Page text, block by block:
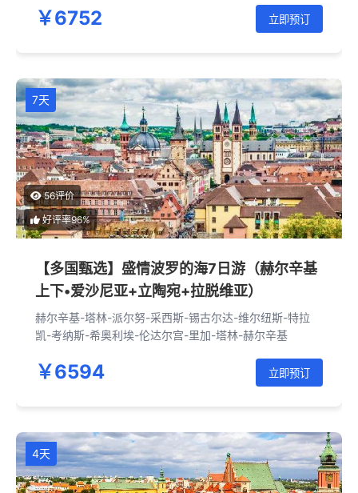
￥6752 立即预订
7天
56评价
好评率96%
【多国甄选】盛情波罗的海7日游（赫尔辛基
上下•爱沙尼亚+立陶宛+拉脱维亚）
赫尔辛基-塔林-派尔努-采西斯-锡古尔达-维尔纽斯-特拉
凯-考纳斯-希奥利埃-伦达尔宫-里加-塔林-赫尔辛基
￥6594 立即预订
4天